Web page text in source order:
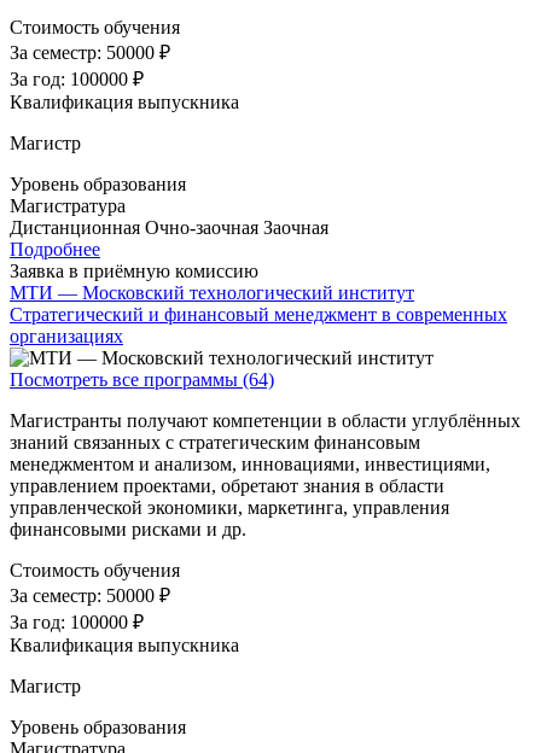
Стоимость обучения
За семестр: 50000 ₽
За год: 100000 ₽
Квалификация выпускника
Магистр
Уровень образования
Магистратура
Дистанционная Очно-заочная Заочная
Подробнее
Заявка в приёмную комиссию
МТИ — Московский технологический институт
Стратегический и финансовый менеджмент в современных
организациях
Посмотреть все программы (64)
Магистранты получают компетенции в области углублённых
знаний связанных с стратегическим финансовым
менеджментом и анализом, инновациями, инвестициями,
управлением проектами, обретают знания в области
управленческой экономики, маркетинга, управления
финансовыми рисками и др.
Стоимость обучения
За семестр: 50000 ₽
За год: 100000 ₽
Квалификация выпускника
Магистр
Уровень образования